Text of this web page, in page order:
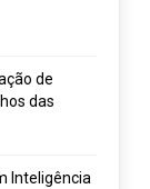
de
das
Inteligência